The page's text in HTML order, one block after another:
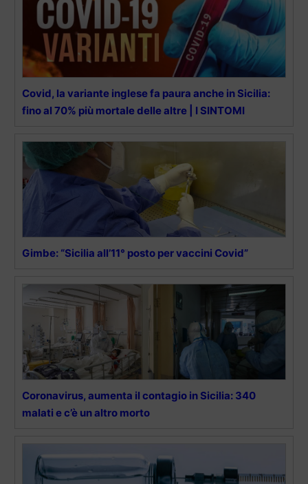
Covid, la variante inglese fa paura anche in Sicilia:
fino al 70% più mortale delle altre | I SINTOMI
Gimbe: “Sicilia all’11° posto per vaccini Covid”
Coronavirus, aumenta il contagio in Sicilia: 340
malati e c’è un altro morto